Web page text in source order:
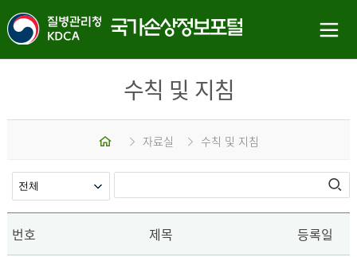
수칙 및 지침
자료실 수칙 및 지침
번호 제목 등록일